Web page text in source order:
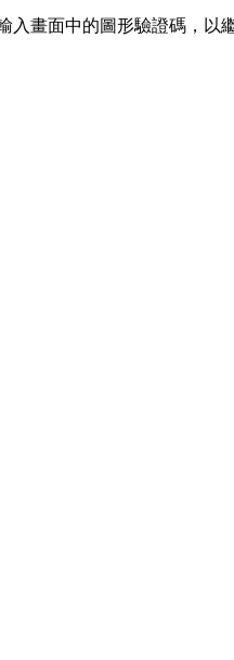
入畫面中的圖形驗證碼，以